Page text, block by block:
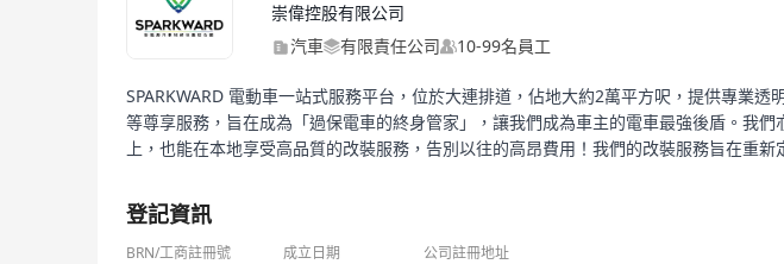
崇偉控股有限公司
汽車
有限責任公司 10-99名員工
SPARKWARD 電動車一站式服務平台，位於大連排道，佔地大約2萬平方呎，提供專業
等尊享服務，旨在成為「過保電車的終身管家」，讓我們成為車主的電車最強後盾。我
上，也能在本地享受高品質的改裝服務，告別以往的高昂費用！我們的改裝服務旨在重
登記資訊
BRN/工商註冊號 成立日期 公司註冊地址